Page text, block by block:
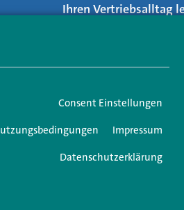
Ihren Vertriebsalltag
Consent Einstellungen
Impressum
Datenschutzerklärung